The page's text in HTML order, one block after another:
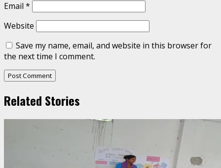
Email *
Website
Save my name, email, and website in this browser for
the next time I comment.
Related Stories